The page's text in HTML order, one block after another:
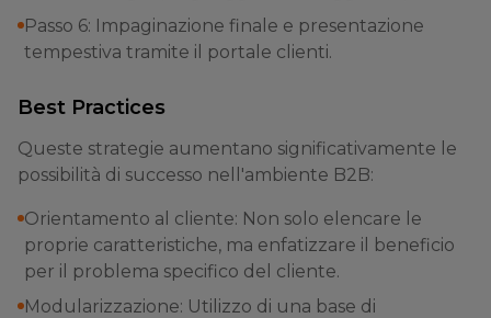
Passo 6: Impaginazione finale e presentazione
tempestiva tramite il portale clienti.
Best Practices
Queste strategie aumentano significativamente le
possibilità di successo nell'ambiente B2B:
Orientamento al cliente: Non solo elencare le
proprie caratteristiche, ma enfatizzare il beneficio
per il problema specifico del cliente.
Modularizzazione: Utilizzo di una base di